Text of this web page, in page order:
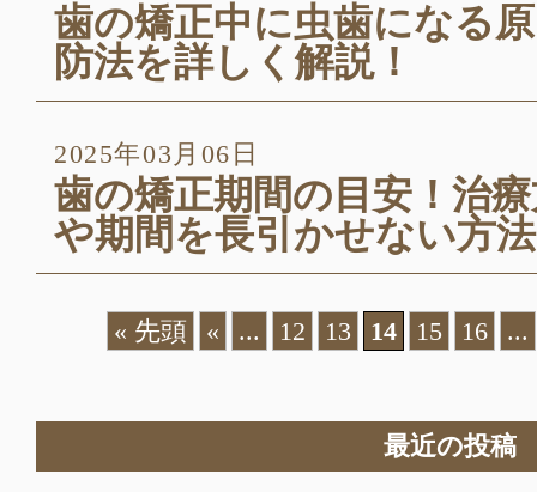
歯の矯正中に虫歯になる
防法を詳しく解説！
2025年03月06日
歯の矯正期間の目安！治
や期間を長引かせない
« 先頭 « ... 12 13 14 15 16 ...
最近の投稿